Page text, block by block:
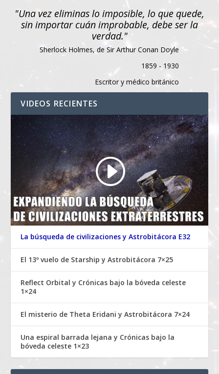
"Una vez eliminas lo imposible, lo que quede,
sin importar cuán improbable, debe ser la
verdad."
Sherlock Holmes, de Sir Arthur Conan Doyle
1859 - 1930
Escritor y médico británico
VIDEOS RECIENTES
La búsqueda de civilizaciones y Astrobitácora E32
El 13º vuelo de Starship y Astrobitácora 7×25
Reflect Orbital y Crónicas bajo la bóveda celeste
1×24
El misterio de Theta Eridani y Astrobitácora 7×24
Una espiral barrada lejana y Crónicas bajo la
bóveda celeste 1×23